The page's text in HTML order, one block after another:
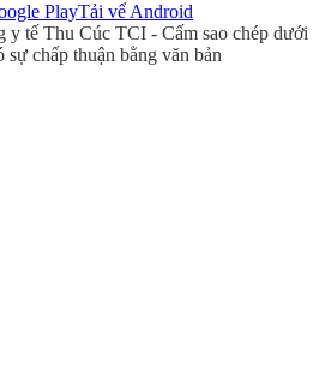
Tải vể Android
tế Thu Cúc TCI - Cấm sao chép dưới
chấp thuận bằng văn bản